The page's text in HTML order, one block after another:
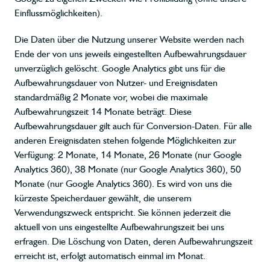
Einflussmöglichkeiten).
Die Daten über die Nutzung unserer Website werden nach
Ende der von uns jeweils eingestellten Aufbewahrungsdauer
unverzüglich gelöscht. Google Analytics gibt uns für die
Aufbewahrungsdauer von Nutzer- und Ereignisdaten
standardmäßig 2 Monate vor, wobei die maximale
Aufbewahrungszeit 14 Monate beträgt. Diese
Aufbewahrungsdauer gilt auch für Conversion-Daten. Für alle
anderen Ereignisdaten stehen folgende Möglichkeiten zur
Verfügung: 2 Monate, 14 Monate, 26 Monate (nur Google
Analytics 360), 38 Monate (nur Google Analytics 360), 50
Monate (nur Google Analytics 360). Es wird von uns die
kürzeste Speicherdauer gewählt, die unserem
Verwendungszweck entspricht. Sie können jederzeit die
aktuell von uns eingestellte Aufbewahrungszeit bei uns
erfragen. Die Löschung von Daten, deren Aufbewahrungszeit
erreicht ist, erfolgt automatisch einmal im Monat.